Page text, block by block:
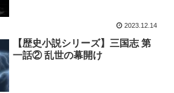
2023.12.14
【歴史小説シリーズ】三国志 第
一話② 乱世の幕開け